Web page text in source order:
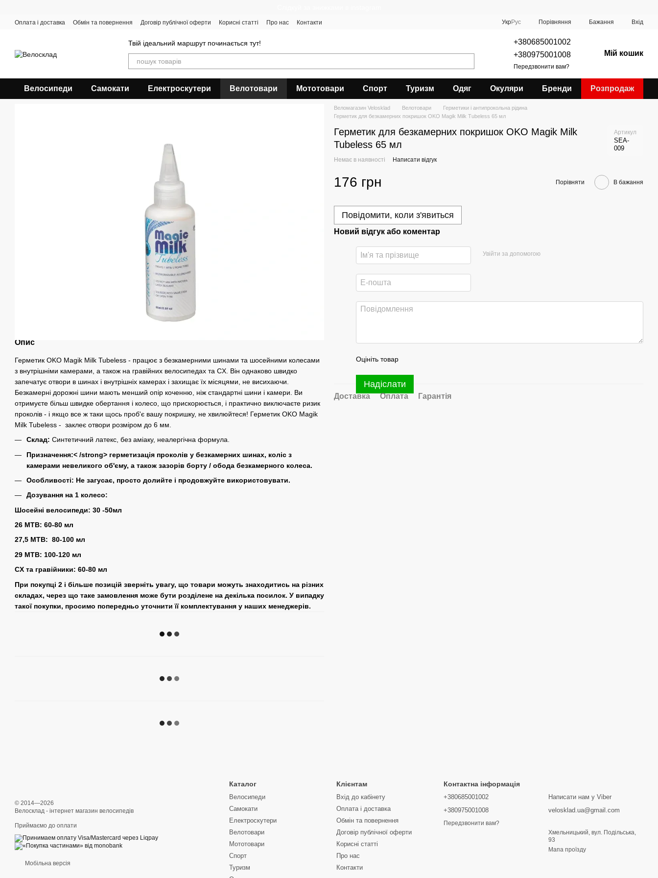
Оплата і доставка Обмін та повернення Договір публічної оферти Корисні статті Про нас Контакти УкрРус Порівняння Бажання Вхід
Твій ідеальний маршрут починається тут!
+380685001002
+380975001008
Передзвонити вам?
Мій кошик
Велосипеди Самокати Електроскутери Велотовари Мототовари Спорт Туризм Одяг Окуляри Бренди Розпродаж
Опис
Герметик OKO Magik Milk Tubeless - працює з безкамерними шинами та шосейними колесами
з внутрішніми камерами, а також на гравійних велосипедах та CX. Він однаково швидко
запечатує отвори в шинах і внутрішніх камерах і захищає їх місяцями, не висихаючи.
Безкамерні дорожні шини мають менший опір коченню, ніж стандартні шини і камери. Ви
отримуєте більш швидке обертання і колесо, що прискорюється, і практично виключаєте ризик
проколів - і якщо все ж таки щось проб'є вашу покришку, не хвилюйтеся! Герметик OKO Magik
Milk Tubeless - заклеє отвори розміром до 6 мм.
Склад: Синтетичний латекс, без аміаку, неалергічна формула.
Призначення:< /strong> герметизація проколів у безкамерних шинах, коліс з
камерами невеликого об'єму, а також зазорів борту / обода безкамерного колеса.
Особливості: Не загусає, просто долийте і продовжуйте використовувати.
Дозування на 1 колесо:
Шосейні велосипеди: 30 -50мл
26 MTB: 60-80 мл
27,5 MTB: 80-100 мл
29 MTB: 100-120 мл
CX та гравійники: 60-80 мл
При покупці 2 і більше позицій зверніть увагу, що товари можуть знаходитись на різних
складах, через що таке замовлення може бути розділене на декілька посилок. У випадку
такої покупки, просимо попередньо уточнити її комплектування у наших менеджерів.
Веломагазин Velosklad Велотовари
Герметики і антипрокольна рідина
Герметик для безкамерних покришок OKO Magik Milk Tubeless 65 мл
Герметик для безкамерних покришок OKO Magik Milk
Tubeless 65 мл
Артикул
SEA-
009
Немає в наявності Написати відгук
176 грн Порівняти В бажання
Повідомити, коли з'явиться
Новий відгук або коментар
Увійти за допомогою
Оцініть товар
Надіслати
Доставка Оплата Гарантія
© 2014—2026
Велосклад - інтернет магазин велосипедів
Приймаємо до оплати
Мобільна версія
Каталог
Велосипеди
Самокати
Електроскутери
Велотовари
Мототовари
Спорт
Туризм
Клієнтам
Вхід до кабінету
Оплата і доставка
Обмін та повернення
Договір публічної оферти
Корисні статті
Про нас
Контакти
Контактна інформація
+380685001002
+380975001008
Передзвонити вам?
Написати нам у Viber
velosklad.ua@gmail.com
Хмельницький, вул. Подільська,
93
Мапа проїзду